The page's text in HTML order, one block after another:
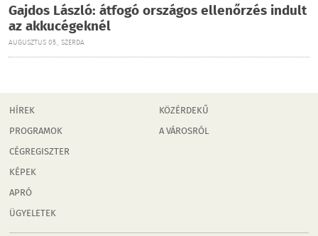
Gajdos László: átfogó országos ellenőrzés indult
az akkucégeknél
AUGUSZTUS 05., SZERDA
HÍREK
PROGRAMOK
CÉGREGISZTER
KÉPEK
APRÓ
ÜGYELETEK
KÖZÉRDEKŰ
A VÁROSRÓL